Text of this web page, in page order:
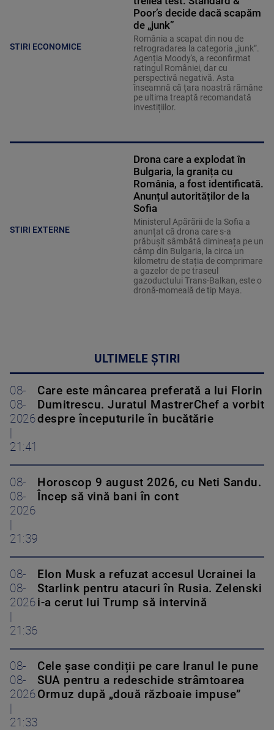
STIRI ECONOMICE
Poor’s decide dacă scapăm
de „junk”
România a scapat din nou de
retrogradarea la categoria „junk”.
Agenția Moody's, a reconfirmat
ratingul României, dar cu
perspectivă negativă. Asta
înseamnă că țara noastră rămâne
pe ultima treaptă recomandată
investițiilor.
STIRI EXTERNE
Drona care a explodat în
Bulgaria, la granița cu
România, a fost identificată.
Anunțul autorităților de la
Sofia
Ministerul Apărării de la Sofia a
anunțat că drona care s-a
prăbușit sâmbătă dimineața pe un
câmp din Bulgaria, la circa un
kilometru de stația de comprimare
a gazelor de pe traseul
gazoductului Trans-Balkan, este o
dronă-momeală de tip Maya.
ULTIMELE ȘTIRI
08-
08-
2026
|
21:41
Care este mâncarea preferată a lui Florin
Dumitrescu. Juratul MastrerChef a vorbit
despre începuturile în bucătărie
08-
08-
2026
|
21:39
Horoscop 9 august 2026, cu Neti Sandu.
Încep să vină bani în cont
08-
08-
2026
|
21:36
Elon Musk a refuzat accesul Ucrainei la
Starlink pentru atacuri în Rusia. Zelenski
i-a cerut lui Trump să intervină
08-
08-
2026
|
21:33
Cele șase condiții pe care Iranul le pune
SUA pentru a redeschide strâmtoarea
Ormuz după „două războaie impuse”